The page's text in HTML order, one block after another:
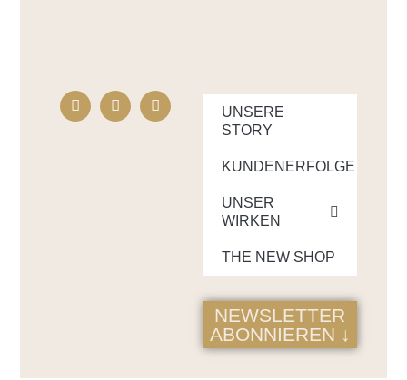
UNSERE
STORY
KUNDENERFOLGE
UNSER
WIRKEN
THE NEW SHOP
NEWSLETTER
ABONNIEREN ↓